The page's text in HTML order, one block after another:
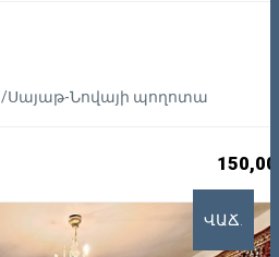
Սայաթ-Նովայի պողոտա
ՎԱՃ.